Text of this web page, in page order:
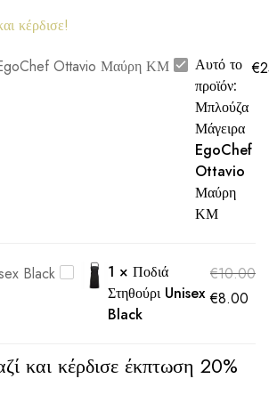
κέρδισε!
Ottavio Μαύρη ΚΜ
Αυτό το
προϊόν:
Μπλούζα
Μάγειρα
EgoChef
Ottavio
Μαύρη
ΚΜ
€
Black 1 ×Ποδιά
Στηθούρι Unisex
Black
€10.00
€8.00
και κέρδισε έκπτωση 20%